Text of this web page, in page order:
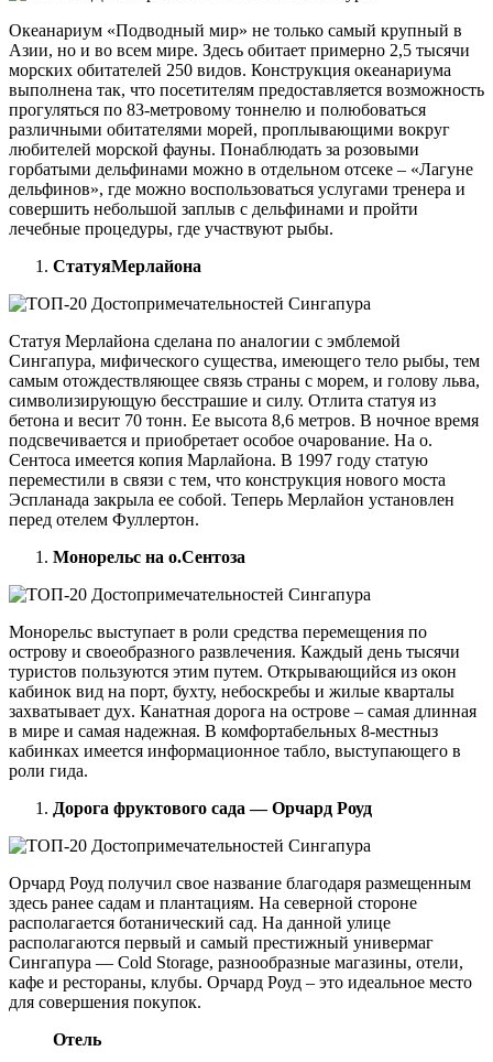
Океанариум «Подводный мир» не только самый крупный в
Азии, но и во всем мире. Здесь обитает примерно 2,5 тысячи
морских обитателей 250 видов. Конструкция океанариума
выполнена так, что посетителям предоставляется возможность
прогуляться по 83-метровому тоннелю и полюбоваться
различными обитателями морей, проплывающими вокруг
любителей морской фауны. Понаблюдать за розовыми
горбатыми дельфинами можно в отдельном отсеке – «Лагуне
дельфинов», где можно воспользоваться услугами тренера и
совершить небольшой заплыв с дельфинами и пройти
лечебные процедуры, где участвуют рыбы.
СтатуяМерлайона
Статуя Мерлайона сделана по аналогии с эмблемой
Сингапура, мифического существа, имеющего тело рыбы, тем
самым отождествляющее связь страны с морем, и голову льва,
символизирующую бесстрашие и силу. Отлита статуя из
бетона и весит 70 тонн. Ее высота 8,6 метров. В ночное время
подсвечивается и приобретает особое очарование. На о.
Сентоса имеется копия Марлайона. В 1997 году статую
переместили в связи с тем, что конструкция нового моста
Эспланада закрыла ее собой. Теперь Мерлайон установлен
перед отелем Фуллертон.
Монорельс на о.Сентоза
Монорельс выступает в роли средства перемещения по
острову и своеобразного развлечения. Каждый день тысячи
туристов пользуются этим путем. Открывающийся из окон
кабинок вид на порт, бухту, небоскребы и жилые кварталы
захватывает дух. Канатная дорога на острове – самая длинная
в мире и самая надежная. В комфортабельных 8-местныз
кабинках имеется информационное табло, выступающего в
роли гида.
Дорога фруктового сада — Орчард Роуд
Орчард Роуд получил свое название благодаря размещенным
здесь ранее садам и плантациям. На северной стороне
располагается ботанический сад. На данной улице
располагаются первый и самый престижный универмаг
Сингапура — Cold Storage, разнообразные магазины, отели,
кафе и рестораны, клубы. Орчард Роуд – это идеальное место
для совершения покупок.
Отель